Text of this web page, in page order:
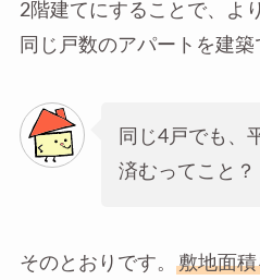
2階建てにすることで、よ
同じ戸数のアパートを建築
同じ4戸でも、
済むってこと？
そのとおりです。
敷地面